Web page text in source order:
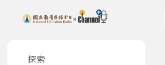
上方功能區塊
探索